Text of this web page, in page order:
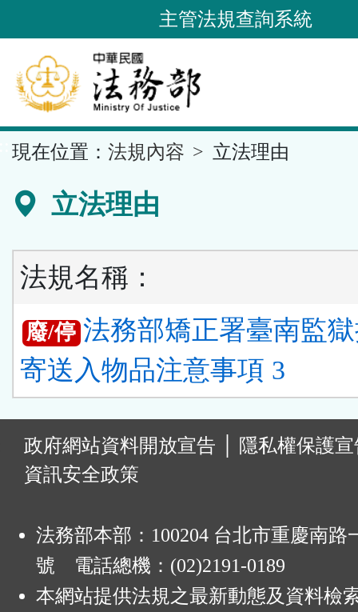
到
要
內
容
區
主管法規查詢系統
現在位置： 法規內容 立法理由
立法理由
法規名稱：
廢/停 法務部矯正署臺南監
寄送入物品注意事項 3
政府網站資料開放宣告
隱私權保護
資訊安全政策
法務部本部：100204 台北市重慶南路
號 電話總機：(02)2191-0189
本網站提供法規之最新動態及資料檢